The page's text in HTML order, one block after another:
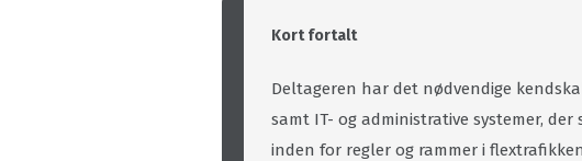
Kort fortalt
Deltageren har det nødvendige
samt IT- og administrative systemer,
inden for regler og rammer i